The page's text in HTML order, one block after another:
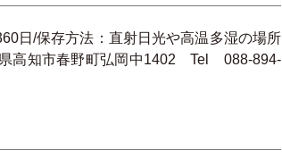
日/保存方法：直射日光や高温多湿の場所
高知市春野町弘岡中1402 Tel 088-894-